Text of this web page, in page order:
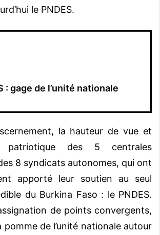
le PNDES.
: gage de l’unité nationale
la hauteur de vue et
patriotique des 5 centrales
8 syndicats autonomes, qui ont
apporté leur soutien au seul
du Burkina Faso : le PNDES.
de points convergents,
pomme de l’unité nationale autour